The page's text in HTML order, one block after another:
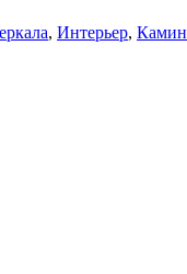
, Интерьер, Камин